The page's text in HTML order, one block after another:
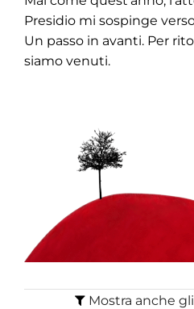
Presidio mi sospinge
Un passo in avanti. Per
siamo venuti.
Mostra anche